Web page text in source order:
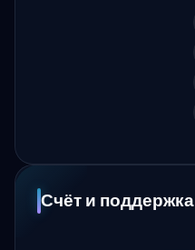
Счёт и поддержка